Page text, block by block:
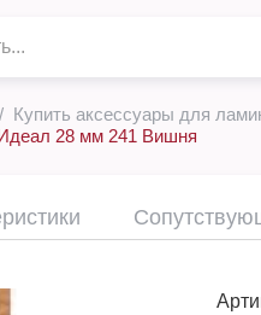
Купить аксессуары для
28 мм 241 Вишня